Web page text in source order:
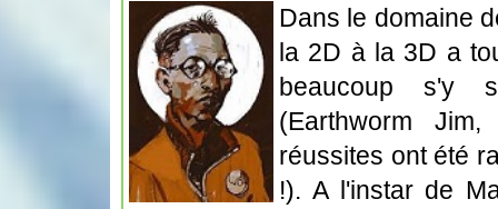
Dans le domaine
la 2D à la 3D a
beaucoup s'y
(Earthworm
réussites ont été
!). A l'instar de